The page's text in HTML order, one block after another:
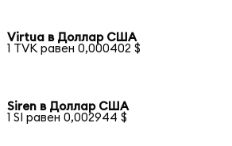
Virtua в Доллар США
1 TVK равен 0,000402 $
Siren в Доллар США
1 SI равен 0,002944 $